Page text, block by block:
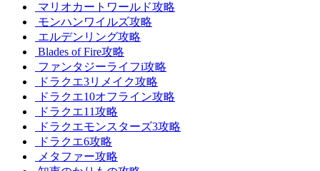
マリオカートワールド攻略
モンハンワイルズ攻略
エルデンリング攻略
Blades of Fire攻略
ファンタジーライフi攻略
ドラクエ3リメイク攻略
ドラクエ10オフライン攻略
ドラクエ11攻略
ドラクエモンスターズ3攻略
ドラクエ6攻略
メタファー攻略